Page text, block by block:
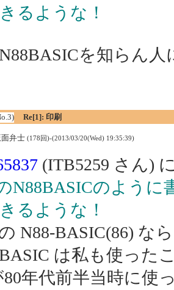
るような！
を知らん
Re[1]: 印刷
弁士 (178回)-(2013/03/20(Wed) 19:35:39)
(ITB5259 さん)
N88BASICのよう
るような！
N88-BASIC(86) な
は私も使った
80年代前半当時に使